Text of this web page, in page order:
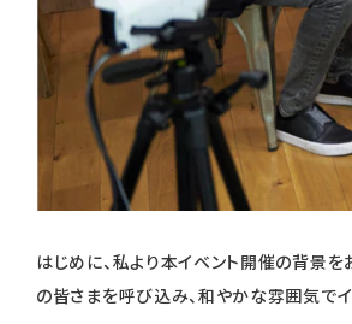
はじめに、私より本イベント開催の背景
の皆さまを呼び込み、和やかな雰囲気でイ